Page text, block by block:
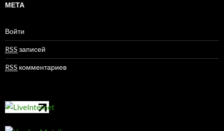
в
МЕТА
Войти
RSS записей
RSS комментариев